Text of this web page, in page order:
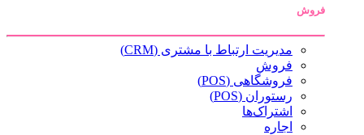
فروش
مدیریت ارتباط با مشتری (CRM)
فروش
فروشگاهی (POS)
رستوران (POS)
اشتراک‌ها
اجاره